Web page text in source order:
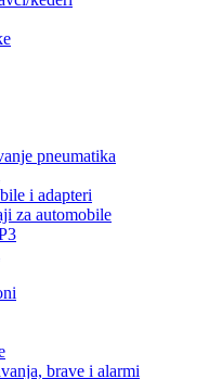
pneumatika
i adapteri
za automobile
brave i alarmi